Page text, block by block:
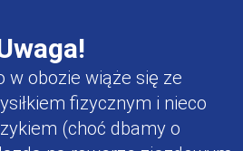
w obozie wiąże się ze
fizycznym i nieco
(choć dbamy o